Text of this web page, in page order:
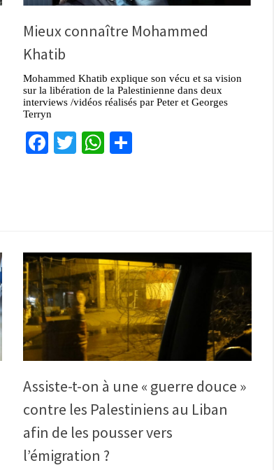
Mieux connaître Mohammed
Khatib
Mohammed Khatib explique son vécu et sa vision
sur la libération de la Palestinienne dans deux
interviews /vidéos réalisés par Peter et Georges
Terryn
Facebook
TwitterWhatsApp
Assiste-t-on à une « guerre douce »
contre les Palestiniens au Liban
afin de les pousser vers
l’émigration ?